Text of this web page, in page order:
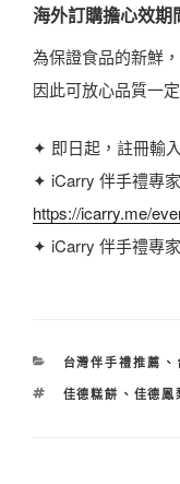
海外訂購擔心效期
為保證食品的新鮮
因此可放心品質一
✦ 即日起，註冊輸
✦ iCarry 伴手禮專
https://icarry.me/
✦ iCarry 伴手禮專
分
台灣伴手禮推薦 、
標
佳德糕餅 、 佳德鳳